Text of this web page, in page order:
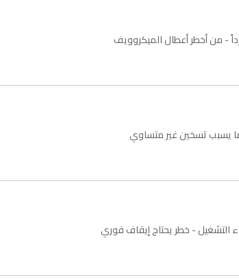
- من أخطر أعطال الميكروويف
يسبب تسخين غير متساوي
التشغيل - خطر يحتاج إيقاف فوري